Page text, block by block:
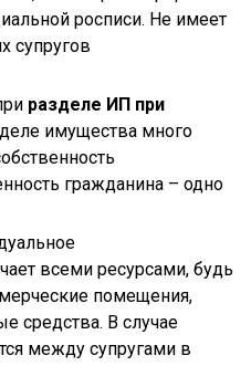
росписи. Не имеет
супругов
разделе ИП при
имущества много
гражданина – одно
всеми ресурсами, будь
помещения,
средства. В случае
между супругами в